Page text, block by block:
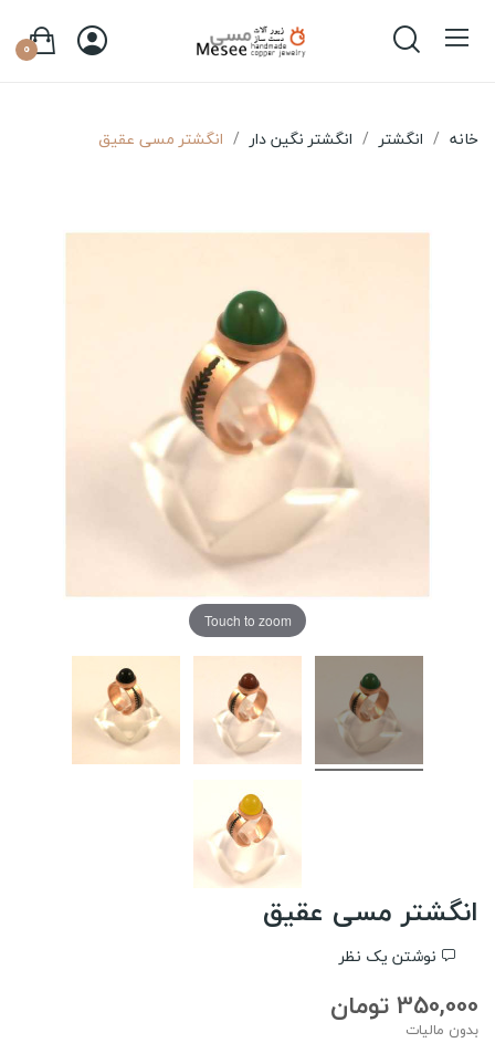
0
خانه انگشتر انگشتر نگین دار انگشتر مسی عقیق
Touch to zoom
انگشتر مسی عقیق
نوشتن یک نظر
350,000 تومان
بدون مالیات